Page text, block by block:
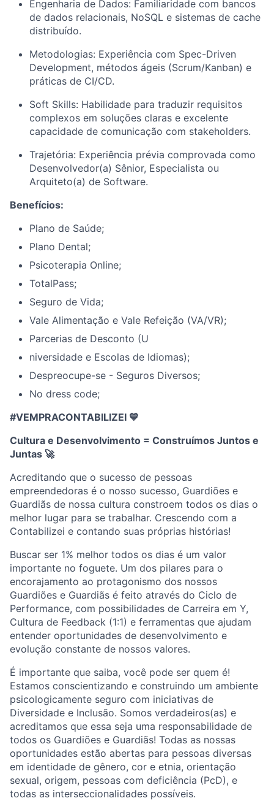
Engenharia de Dados: Familiaridade com bancos
de dados relacionais, NoSQL e sistemas de cache
distribuído.
Metodologias: Experiência com Spec-Driven
Development, métodos ágeis (Scrum/Kanban) e
práticas de CI/CD.
Soft Skills: Habilidade para traduzir requisitos
complexos em soluções claras e excelente
capacidade de comunicação com stakeholders.
Trajetória: Experiência prévia comprovada como
Desenvolvedor(a) Sênior, Especialista ou
Arquiteto(a) de Software.
Benefícios:
Plano de Saúde;
Plano Dental;
Psicoterapia Online;
TotalPass;
Seguro de Vida;
Vale Alimentação e Vale Refeição (VA/VR);
Parcerias de Desconto (U
niversidade e Escolas de Idiomas);
Despreocupe-se - Seguros Diversos;
No dress code;
#VEMPRACONTABILIZEI 💙
Cultura e Desenvolvimento = Construímos Juntos e
Juntas 🚀
Acreditando que o sucesso de pessoas
empreendedoras é o nosso sucesso, Guardiões e
Guardiãs de nossa cultura constroem todos os dias o
melhor lugar para se trabalhar. Crescendo com a
Contabilizei e contando suas próprias histórias!
Buscar ser 1% melhor todos os dias é um valor
importante no foguete. Um dos pilares para o
encorajamento ao protagonismo dos nossos
Guardiões e Guardiãs é feito através do Ciclo de
Performance, com possibilidades de Carreira em Y,
Cultura de Feedback (1:1) e ferramentas que ajudam
entender oportunidades de desenvolvimento e
evolução constante de nossos valores.
É importante que saiba, você pode ser quem é!
Estamos conscientizando e construindo um ambiente
psicologicamente seguro com iniciativas de
Diversidade e Inclusão. Somos verdadeiros(as) e
acreditamos que essa seja uma responsabilidade de
todos os Guardiões e Guardiãs! Todas as nossas
oportunidades estão abertas para pessoas diversas
em identidade de gênero, cor e etnia, orientação
sexual, origem, pessoas com deficiência (PcD), e
todas as interseccionalidades possíveis.